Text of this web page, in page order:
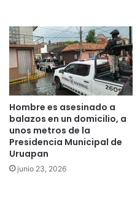
Hombre es asesinado a
balazos en un domicilio, a
unos metros de la
Presidencia Municipal de
Uruapan
junio 23, 2026